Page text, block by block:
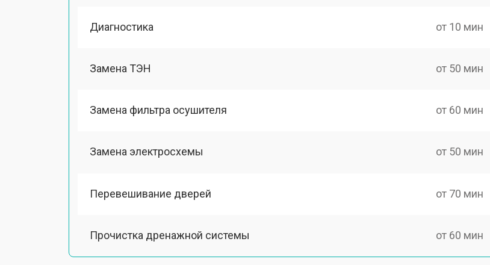
Диагностика от 10 мин
Замена ТЭН от 50 мин
Замена фильтра осушителя от 60 мин
Замена электросхемы от 50 мин
Перевешивание дверей от 70 мин
Прочистка дренажной системы от 60 мин